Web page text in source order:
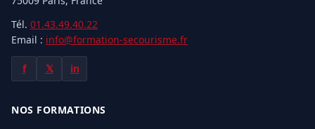
Tél. 01.43.49.40.22
Email : info@formation-secourisme.fr
f 𝕏 in
NOS FORMATIONS